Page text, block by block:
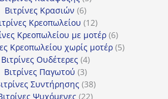
Βιτρίνες Κρασιών 66
προϊόντα
Κρεοπωλείου 1212
προϊόντα
Κρεοπωλείου με μοτέρ 66
προϊόντα
Κρεοπωλείου χωρίς μοτέρ 55
Βιτρίνες Ουδέτερες 44
προϊόντα
Βιτρίνες Παγωτού 33
προϊόντα
Συντήρησης 3838
προϊόντα
Ψυχόμενες 2222